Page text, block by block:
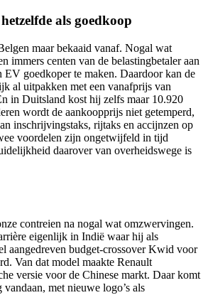
als goedkoop
maar bekaaid vanaf. Nogal wat
immers centen van de belastingbetaler aan
EV goedkoper te maken. Daardoor kan de
al uitpakken met een vanafprijs van
in Duitsland kost hij zelfs maar 10.920
wordt de aankoopprijs niet getemperd,
inschrijvingstaks, rijtaks en accijnzen op
voordelen zijn ongetwijfeld in tijd
daarover van overheidswege is
contreien na nogal wat omzwervingen.
eigenlijk in Indië waar hij als
aangedreven budget-crossover Kwid voor
Van dat model maakte Renault
versie voor de Chinese markt. Daar komt
met nieuwe logo’s als